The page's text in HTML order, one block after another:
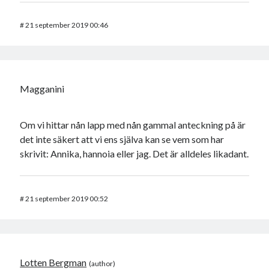
#21 september 2019 00:46
Magganini
Om vi hittar nån lapp med nån gammal anteckning på är
det inte säkert att vi ens själva kan se vem som har
skrivit: Annika, hannoia eller jag. Det är alldeles likadant.
#21 september 2019 00:52
Lotten Bergman